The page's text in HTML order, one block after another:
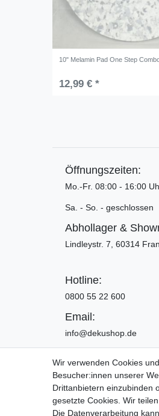
10" Melamin Pad One Step
12,99 € *
Öffnungszeiten:
Mo.-Fr. 08:00 - 16:00
Sa. - So. - geschlossen
Abhollager &
Lindleystr. 7, 60314
Hotline:
0800 55 22 600
Email:
info@dekushop.de
Wir verwenden Cookies
Besucher:innen unserer
Drittanbietern einzubinden
gesetzte Cookies. Wir
Die Datenverarbeitung